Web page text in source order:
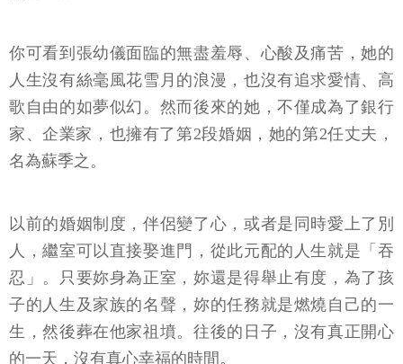
你可看到張幼儀面臨的無盡羞辱、心酸及痛苦，她的
人生沒有絲毫風花雪月的浪漫，也沒有追求愛情、高
歌自由的如夢似幻。然而後來的她，不僅成為了銀行
家、企業家，也擁有了第2段婚姻，她的第2任丈夫，
名為蘇季之。
以前的婚姻制度，伴侶變了心，或者是同時愛上了別
人，繼室可以直接娶進門，從此元配的人生就是「吞
忍」。只要妳身為正室，妳還是得舉止有度，為了孩
子的人生及家族的名聲，妳的任務就是燃燒自己的一
生，然後葬在他家祖墳。往後的日子，沒有真正開心
的一天，沒有真心幸福的時間。